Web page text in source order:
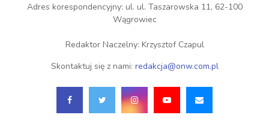
Adres korespondencyjny: ul. ul. Taszarowska 11, 62-100
Wągrowiec
Redaktor Naczelny: Krzysztof Czapul
Skontaktuj się z nami: redakcja@onw.com.pl